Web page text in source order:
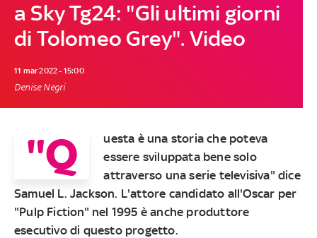
a Sky Tg24: "Gli ultimi giorni
di Tolomeo Grey". Video
11 mar 2022 - 15:00
Denise Negri
"Q
uesta è una storia che poteva
essere sviluppata bene solo
attraverso una serie televisiva" dice
Samuel L. Jackson. L'attore candidato all'Oscar per
"Pulp Fiction" nel 1995 è anche produttore
esecutivo di questo progetto.